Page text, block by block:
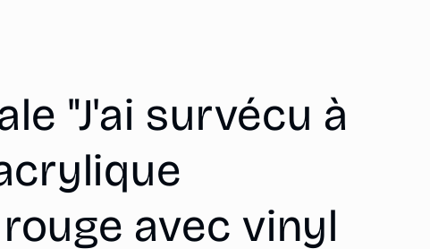
"J'ai survécu à
avec vinyl